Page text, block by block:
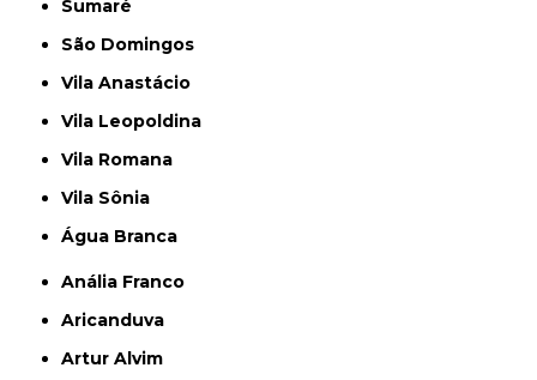
Sumaré
São Domingos
Vila Anastácio
Vila Leopoldina
Vila Romana
Vila Sônia
Água Branca
Anália Franco
Aricanduva
Artur Alvim